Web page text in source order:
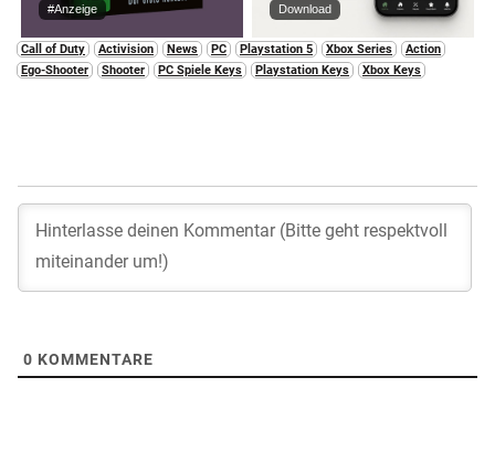
#Anzeige Download
Call of Duty Activision News PC Playstation 5 Xbox Series
Action
Ego-Shooter
Shooter PC Spiele Keys Playstation Keys Xbox Keys
0 KOMMENTARE